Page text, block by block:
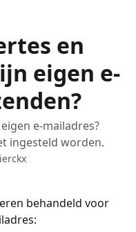
en
eigen e-
e-mailadres?
ingesteld worden.
behandeld voor